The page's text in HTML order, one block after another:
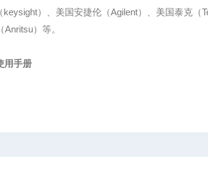
）、美国安捷伦（Agilent）、美国泰克（
）等。
用手册